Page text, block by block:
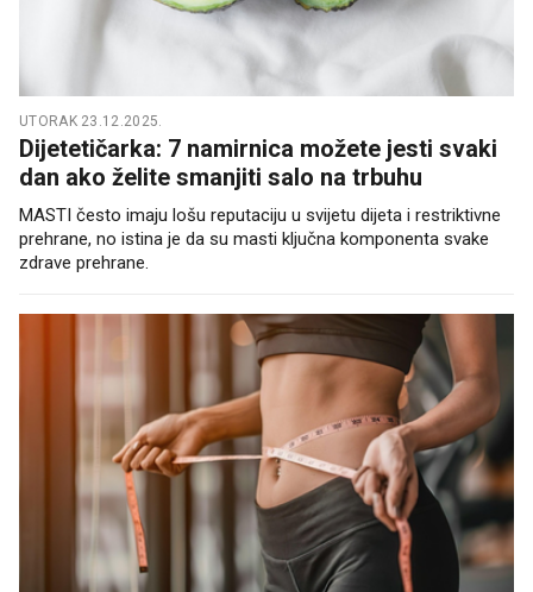
UTORAK 23.12.2025.
Dijetetičarka: 7 namirnica možete jesti svaki
dan ako želite smanjiti salo na trbuhu
MASTI često imaju lošu reputaciju u svijetu dijeta i restriktivne
prehrane, no istina je da su masti ključna komponenta svake
zdrave prehrane.